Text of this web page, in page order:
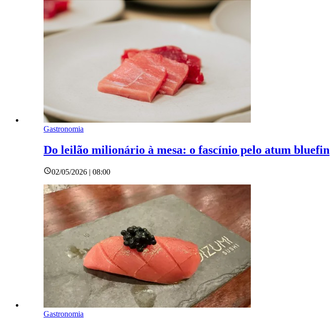
Gastronomia
Do leilão milionário à mesa: o fascínio pelo atum bluefin
02/05/2026 | 08:00
Gastronomia